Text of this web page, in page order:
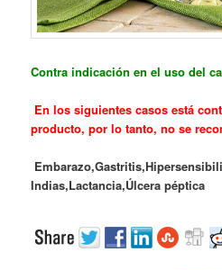
Contra indicación en el uso del
En los siguientes casos está
producto, por lo tanto, no se
Embarazo,Gastritis,
Indias,Lactancia,Úlcera péptica